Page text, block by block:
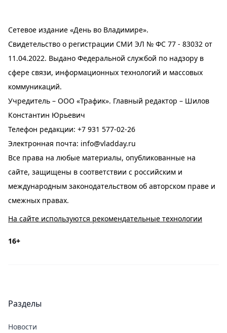
Сетевое издание «День во Владимире».
Свидетельство о регистрации СМИ ЭЛ № ФС 77 - 83032 от
11.04.2022. Выдано Федеральной службой по надзору в
сфере связи, информационных технологий и массовых
коммуникаций.
Учредитель – ООО «Трафик». Главный редактор – Шилов
Константин Юрьевич
Телефон редакции: +7 931 577-02-26
Электронная почта: info@vladday.ru
Все права на любые материалы, опубликованные на
сайте, защищены в соответствии с российским и
международным законодательством об авторском праве и
смежных правах.
На сайте используются рекомендательные технологии
16+
Разделы
Новости